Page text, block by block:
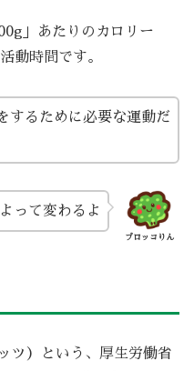
」あたりのカロリー
動時間です。
するために必要な運動だ
ブロッコりん
って変わるよ
ツ）という、厚生労働省